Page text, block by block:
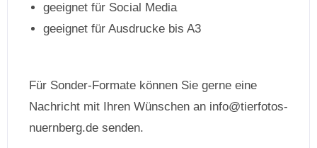
geeignet für Social Media
geeignet für Ausdrucke bis A3
Für Sonder-Formate können Sie gerne eine
Nachricht mit Ihren Wünschen an info@tierfotos-
nuernberg.de senden.